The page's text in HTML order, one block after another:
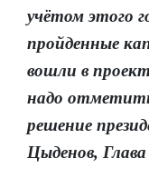
учётом этого
пройденные
вошли в
надо
решение
Цыденов,